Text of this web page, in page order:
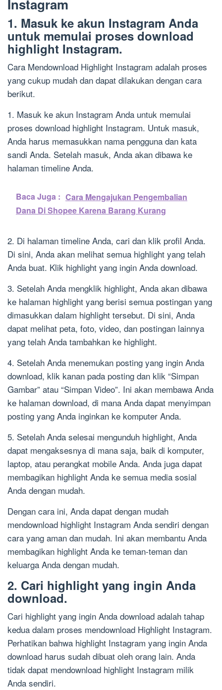
Instagram
1. Masuk ke akun Instagram Anda
untuk memulai proses download
highlight Instagram.
Cara Mendownload Highlight Instagram adalah proses
yang cukup mudah dan dapat dilakukan dengan cara
berikut.
1. Masuk ke akun Instagram Anda untuk memulai
proses download highlight Instagram. Untuk masuk,
Anda harus memasukkan nama pengguna dan kata
sandi Anda. Setelah masuk, Anda akan dibawa ke
halaman timeline Anda.
Baca Juga : Cara Mengajukan Pengembalian
Dana Di Shopee Karena Barang Kurang
2. Di halaman timeline Anda, cari dan klik profil Anda.
Di sini, Anda akan melihat semua highlight yang telah
Anda buat. Klik highlight yang ingin Anda download.
3. Setelah Anda mengklik highlight, Anda akan dibawa
ke halaman highlight yang berisi semua postingan yang
dimasukkan dalam highlight tersebut. Di sini, Anda
dapat melihat peta, foto, video, dan postingan lainnya
yang telah Anda tambahkan ke highlight.
4. Setelah Anda menemukan posting yang ingin Anda
download, klik kanan pada posting dan klik “Simpan
Gambar” atau “Simpan Video”. Ini akan membawa Anda
ke halaman download, di mana Anda dapat menyimpan
posting yang Anda inginkan ke komputer Anda.
5. Setelah Anda selesai mengunduh highlight, Anda
dapat mengaksesnya di mana saja, baik di komputer,
laptop, atau perangkat mobile Anda. Anda juga dapat
membagikan highlight Anda ke semua media sosial
Anda dengan mudah.
Dengan cara ini, Anda dapat dengan mudah
mendownload highlight Instagram Anda sendiri dengan
cara yang aman dan mudah. Ini akan membantu Anda
membagikan highlight Anda ke teman-teman dan
keluarga Anda dengan mudah.
2. Cari highlight yang ingin Anda
download.
Cari highlight yang ingin Anda download adalah tahap
kedua dalam proses mendownload Highlight Instagram.
Perhatikan bahwa highlight Instagram yang ingin Anda
download harus sudah dibuat oleh orang lain. Anda
tidak dapat mendownload highlight Instagram milik
Anda sendiri.